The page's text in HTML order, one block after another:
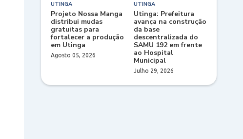
UTINGA
Projeto Nossa Manga
distribui mudas
gratuitas para
fortalecer a produção
em Utinga
Agosto 05, 2026
UTINGA
Utinga: Prefeitura
avança na construção
da base
descentralizada do
SAMU 192 em frente
ao Hospital
Municipal
Julho 29, 2026